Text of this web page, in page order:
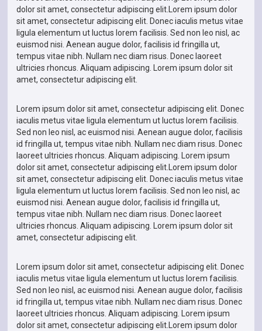
dolor sit amet, consectetur adipiscing elit.Lorem ipsum dolor
sit amet, consectetur adipiscing elit. Donec iaculis metus vitae
ligula elementum ut luctus lorem facilisis. Sed non leo nisl, ac
euismod nisi. Aenean augue dolor, facilisis id fringilla ut,
tempus vitae nibh. Nullam nec diam risus. Donec laoreet
ultricies rhoncus. Aliquam adipiscing. Lorem ipsum dolor sit
amet, consectetur adipiscing elit.
Lorem ipsum dolor sit amet, consectetur adipiscing elit. Donec
iaculis metus vitae ligula elementum ut luctus lorem facilisis.
Sed non leo nisl, ac euismod nisi. Aenean augue dolor, facilisis
id fringilla ut, tempus vitae nibh. Nullam nec diam risus. Donec
laoreet ultricies rhoncus. Aliquam adipiscing. Lorem ipsum
dolor sit amet, consectetur adipiscing elit.Lorem ipsum dolor
sit amet, consectetur adipiscing elit. Donec iaculis metus vitae
ligula elementum ut luctus lorem facilisis. Sed non leo nisl, ac
euismod nisi. Aenean augue dolor, facilisis id fringilla ut,
tempus vitae nibh. Nullam nec diam risus. Donec laoreet
ultricies rhoncus. Aliquam adipiscing. Lorem ipsum dolor sit
amet, consectetur adipiscing elit.
Lorem ipsum dolor sit amet, consectetur adipiscing elit. Donec
iaculis metus vitae ligula elementum ut luctus lorem facilisis.
Sed non leo nisl, ac euismod nisi. Aenean augue dolor, facilisis
id fringilla ut, tempus vitae nibh. Nullam nec diam risus. Donec
laoreet ultricies rhoncus. Aliquam adipiscing. Lorem ipsum
dolor sit amet, consectetur adipiscing elit.Lorem ipsum dolor